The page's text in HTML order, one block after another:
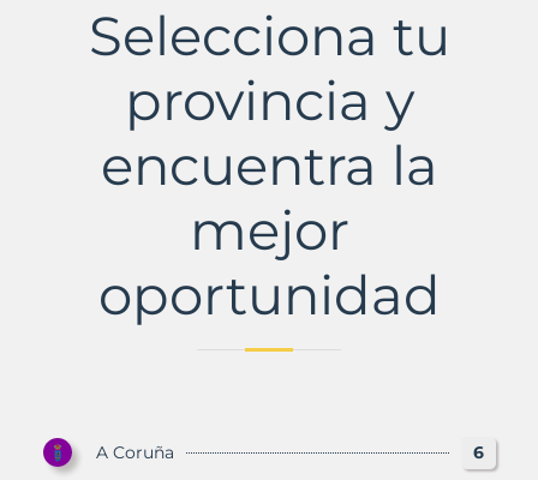
MurbalandsSelecciona tu
provincia y
encuentra la
mejor
oportunidad
A Coruña 6